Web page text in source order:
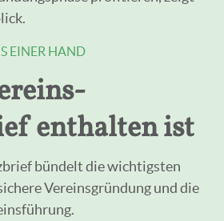
EINER HAND
enthalten ist
bündelt die wichtigsten
Vereinsgründung und die